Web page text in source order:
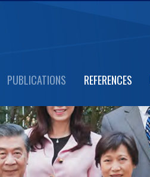
PUBLICATIONS REFERENCES